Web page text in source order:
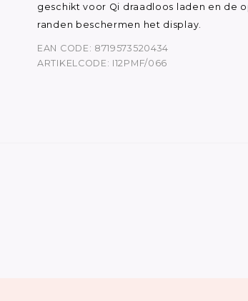
geschikt voor Qi draadloos laden en de
randen beschermen het display.
EAN CODE: 8719573520434
ARTIKELCODE: I12PMF/066